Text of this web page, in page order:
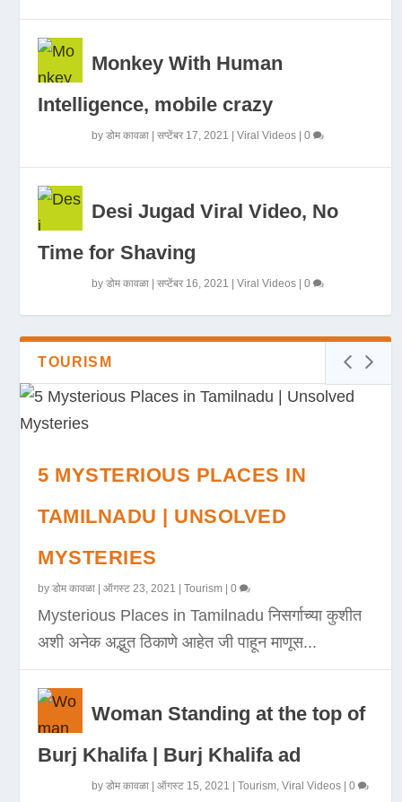
Monkey With Human
Intelligence, mobile crazy
byडोम कावळा |सप्टेंबर 17, 2021 |Viral Videos |0
Desi Jugad Viral Video, No
Time for Shaving
byडोम कावळा |सप्टेंबर 16, 2021 |Viral Videos |0
TOURISM
5 MYSTERIOUS PLACES IN
TAMILNADU | UNSOLVED
MYSTERIES
byडोम कावळा |ऑगस्ट 23, 2021 |Tourism |0
Mysterious Places in Tamilnadu निसर्गाच्या कुशीत
अशी अनेक अद्भुत ठिकाणे आहेत जी पाहून माणूस...
Woman Standing at the top of
Burj Khalifa | Burj Khalifa ad
byडोम कावळा |ऑगस्ट 15, 2021 |Tourism,Viral Videos |0